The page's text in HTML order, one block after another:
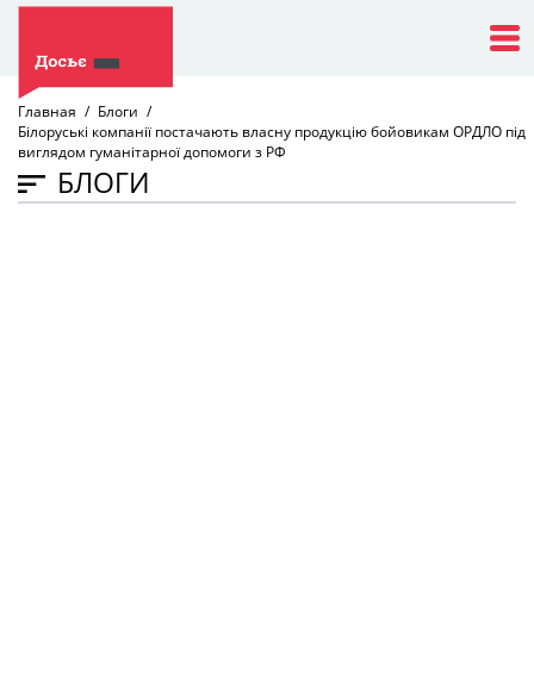
Главная
Блоги
Білоруські компанії постачають власну продукцію бойовикам ОРДЛО під
виглядом гуманітарної допомоги з РФ
БЛОГИ